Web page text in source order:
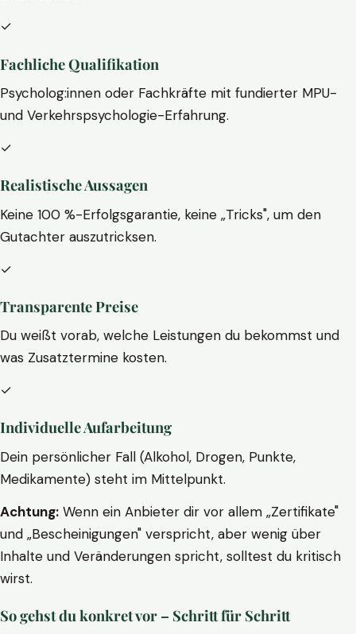
✓
Fachliche Qualifikation
Psycholog:innen oder Fachkräfte mit fundierter MPU-
und Verkehrspsychologie-Erfahrung.
✓
Realistische Aussagen
Keine 100 %-Erfolgsgarantie, keine „Tricks", um den
Gutachter auszutricksen.
✓
Transparente Preise
Du weißt vorab, welche Leistungen du bekommst und
was Zusatztermine kosten.
✓
Individuelle Aufarbeitung
Dein persönlicher Fall (Alkohol, Drogen, Punkte,
Medikamente) steht im Mittelpunkt.
Achtung: Wenn ein Anbieter dir vor allem „Zertifikate"
und „Bescheinigungen" verspricht, aber wenig über
Inhalte und Veränderungen spricht, solltest du kritisch
wirst.
So gehst du konkret vor – Schritt für Schritt